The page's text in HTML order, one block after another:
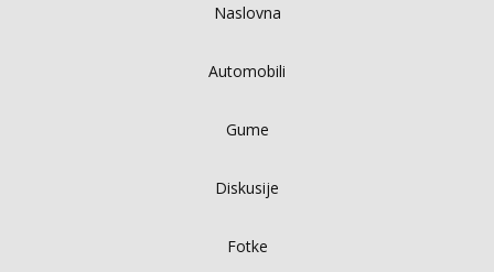
Naslovna
Automobili
Gume
Diskusije
Fotke